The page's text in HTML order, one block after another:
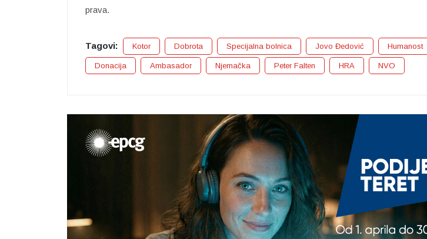
prava.
Tagovi: Kotor Dobrota Specijalna bolnica Jovo Đedović Humanost
Donacija Ambasador Njemačka Peter Falten HRA NVO